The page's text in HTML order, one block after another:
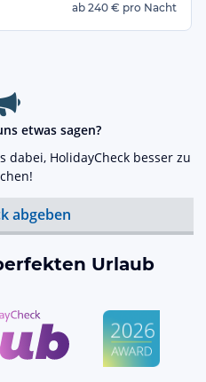
ab 240 € pro Nacht
etwas sagen?
dabei, HolidayCheck besser zu
abgeben
Urlaub